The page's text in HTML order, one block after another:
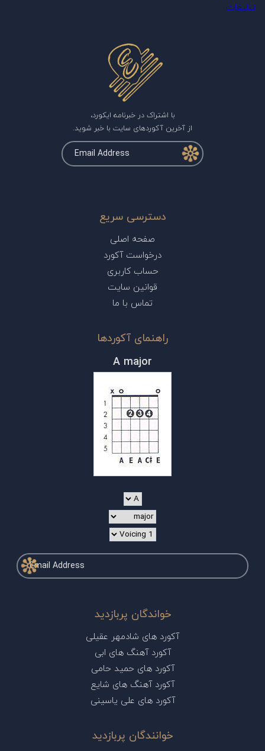
تبلیغات
با اشتراک در خبرنامه ایکورد،
از آخرین آکوردهای سایت با خبر شوید.
دسترسی سریع
صفحه اصلی
درخواست آکورد
حساب کاربری
قوانین سایت
تماس با ما
راهنمای آکوردها
A major
خواندگان پربازدید
آکورد های شادمهر عقیلی
آکورد آهنگ های ابی
آکورد های حمید حامی
آکورد آهنگ های شایع
آکورد های علی یاسینی
خوانندگان پربازدید